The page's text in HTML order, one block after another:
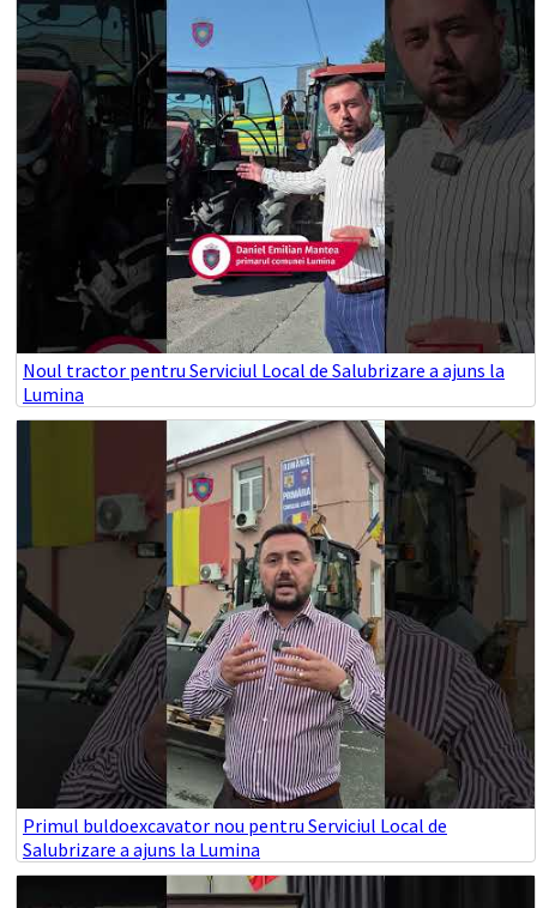
Noul tractor pentru Serviciul Local de Salubrizare a ajuns la
Lumina
Primul buldoexcavator nou pentru Serviciul Local de
Salubrizare a ajuns la Lumina